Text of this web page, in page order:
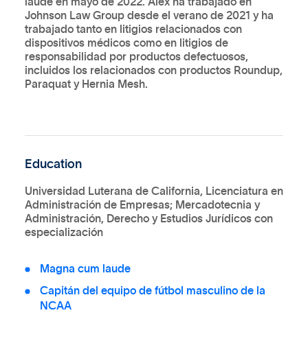
Johnson Law Group desde el verano de 2021 y ha
trabajado tanto en litigios relacionados con
dispositivos médicos como en litigios de
responsabilidad por productos defectuosos,
incluidos los relacionados con productos Roundup,
Paraquat y Hernia Mesh.
Education
Universidad Luterana de California, Licenciatura en
Administración de Empresas; Mercadotecnia y
Administración, Derecho y Estudios Jurídicos con
especialización
Magna cum laude
Capitán del equipo de fútbol masculino de la
NCAA